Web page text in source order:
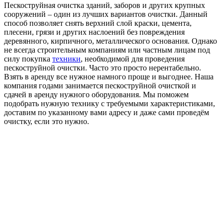
Пескоструйная очистка зданий, заборов и других крупных
сооружений – один из лучших вариантов очистки. Данный
способ позволяет снять верхний слой краски, цемента,
плесени, грязи и других наслоений без повреждения
деревянного, кирпичного, металлического основания. Однако
не всегда строительным компаниям или частным лицам под
силу покупка техники, необходимой для проведения
пескоструйной очистки. Часто это просто нерентабельно.
Взять в аренду все нужное намного проще и выгоднее. Наша
компания годами занимается пескоструйной очисткой и
сдачей в аренду нужного оборудования. Мы поможем
подобрать нужную технику с требуемыми характеристиками,
доставим по указанному вами адресу и даже сами проведём
очистку, если это нужно.